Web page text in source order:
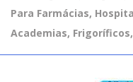
Para Farmácias,
Academias,